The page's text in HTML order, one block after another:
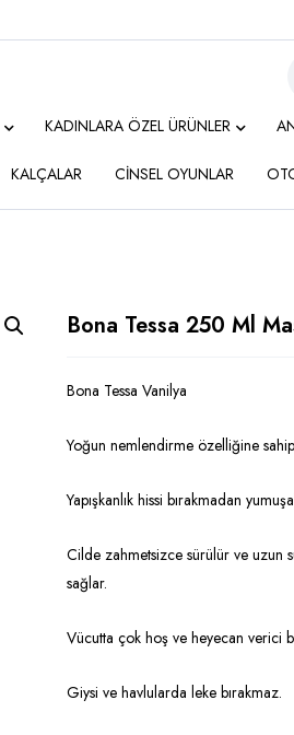
KADINLARA ÖZEL ÜRÜNLER
KALÇALAR CİNSEL OYUNLAR
Bona Tessa 250 Ml
Bona Tessa Vanilya
Yoğun nemlendirme özelliğine
Yapışkanlık hissi bırakmadan
Cilde zahmetsizce sürülür ve uzun
sağlar.
Vücutta çok hoş ve heyecan verici
Giysi ve havlularda leke bırakmaz.